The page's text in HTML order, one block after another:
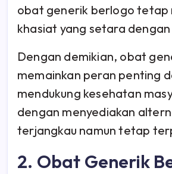
obat generik berlogo tetap
khasiat yang setara
Dengan demikian, obat
memainkan peran penting
mendukung kesehatan
dengan menyediakan
terjangkau namun tetap
2. Obat Generik